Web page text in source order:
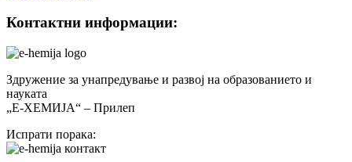
Контактни информации:
Здружение за унапредување и развој на образованието и
науката
„Е-ХЕМИЈА“ – Прилеп
Испрати порака: